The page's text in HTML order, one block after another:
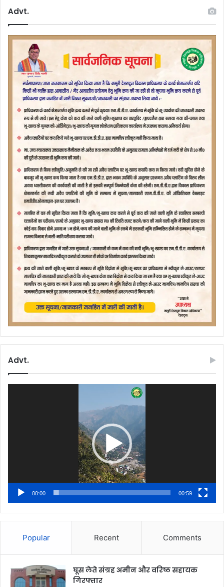
Advt.
Advt.
00:00 00:59
Popular Recent Comments
घूस लेते संग्रह अमीन और वरिष्ठ सहायक
गिरफ्तार